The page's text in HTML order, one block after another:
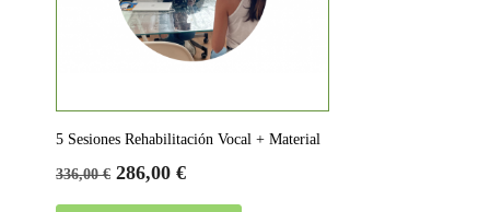
5 Sesiones Rehabilitación Vocal + Material
Precio
base
336,00 € Precio
286,00 €